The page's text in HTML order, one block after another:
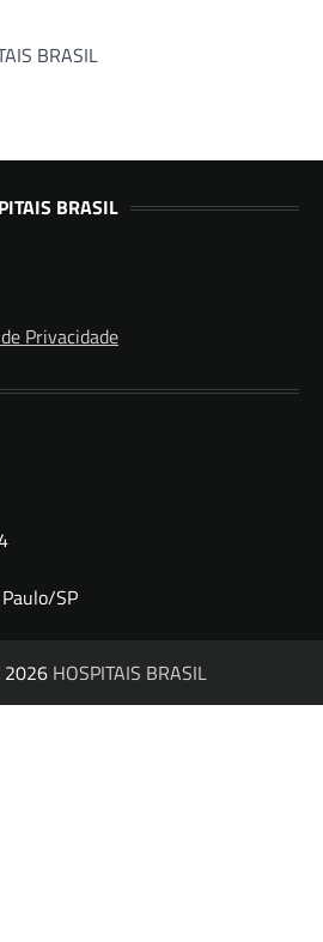
BRASIL
BRASIL
Privacidade
SP
2026 HOSPITAIS BRASIL